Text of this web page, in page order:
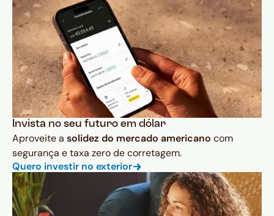
Invista no seu futuro em dólar
Aproveite a solidez do mercado americano com
segurança e taxa zero de corretagem.
Quero investir no exterior